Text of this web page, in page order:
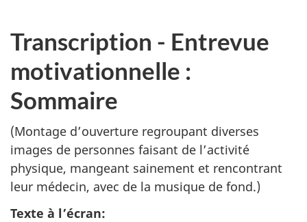
Transcription - Entrevue
motivationnelle :
Sommaire
(Montage d’ouverture regroupant diverses
images de personnes faisant de l’activité
physique, mangeant sainement et rencontrant
leur médecin, avec de la musique de fond.)
Texte à l’écran: